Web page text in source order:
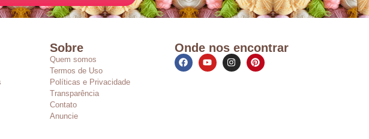
Sobre
Quem somos
Termos de Uso
Políticas e Privacidade
Transparência
Contato
Anuncie
Onde nos encontrar